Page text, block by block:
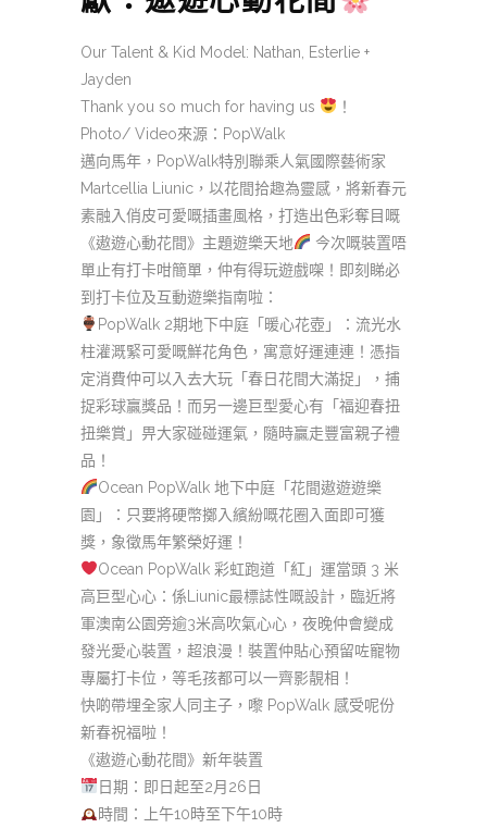
Our Talent & Kid Model: Nathan, Esterlie +
Jayden
Thank you so much for having us
！
Photo/ Video來源：PopWalk
邁向馬年，PopWalk特別聯乘人氣國際藝術家
Martcellia Liunic，以花間拾趣為靈感，將新春元
素融入俏皮可愛嘅插畫風格，打造出色彩奪目嘅
《遨遊心動花間》主題遊樂天地
今次嘅裝置唔
單止有打卡咁簡單，仲有得玩遊戲㗎！即刻睇必
到打卡位及互動遊樂指南啦：
PopWalk 2期地下中庭「暖心花壺」：流光水
柱灌溉緊可愛嘅鮮花角色，寓意好運連連！憑指
定消費仲可以入去大玩「春日花間大滿捉」，捕
捉彩球贏獎品！而另一邊巨型愛心有「福迎春扭
扭樂賞」畀大家碰碰運氣，隨時贏走豐富親子禮
品！
Ocean PopWalk 地下中庭「花間遨遊遊樂
園」：只要將硬幣擲入繽紛嘅花圈入面即可獲
獎，象徵馬年繁榮好運！
Ocean PopWalk 彩虹跑道「紅」運當頭 3 米
高巨型心心：係Liunic最標誌性嘅設計，臨近將
軍澳南公園旁逾3米高吹氣心心，夜晚仲會變成
發光愛心裝置，超浪漫！裝置仲貼心預留咗寵物
專屬打卡位，等毛孩都可以一齊影靚相！
快啲帶埋全家人同主子，嚟 PopWalk 感受呢份
新春祝福啦！
《遨遊心動花間》新年裝置
日期：即日起至2月26日
時間：上午10時至下午10時